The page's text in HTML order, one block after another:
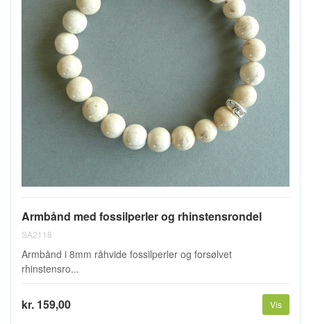
Armbånd med fossilperler og rhinstensrondel
SA2118
Armbånd i 8mm råhvide fossilperler og forsølvet
rhinstensro...
kr. 159,00 Vis